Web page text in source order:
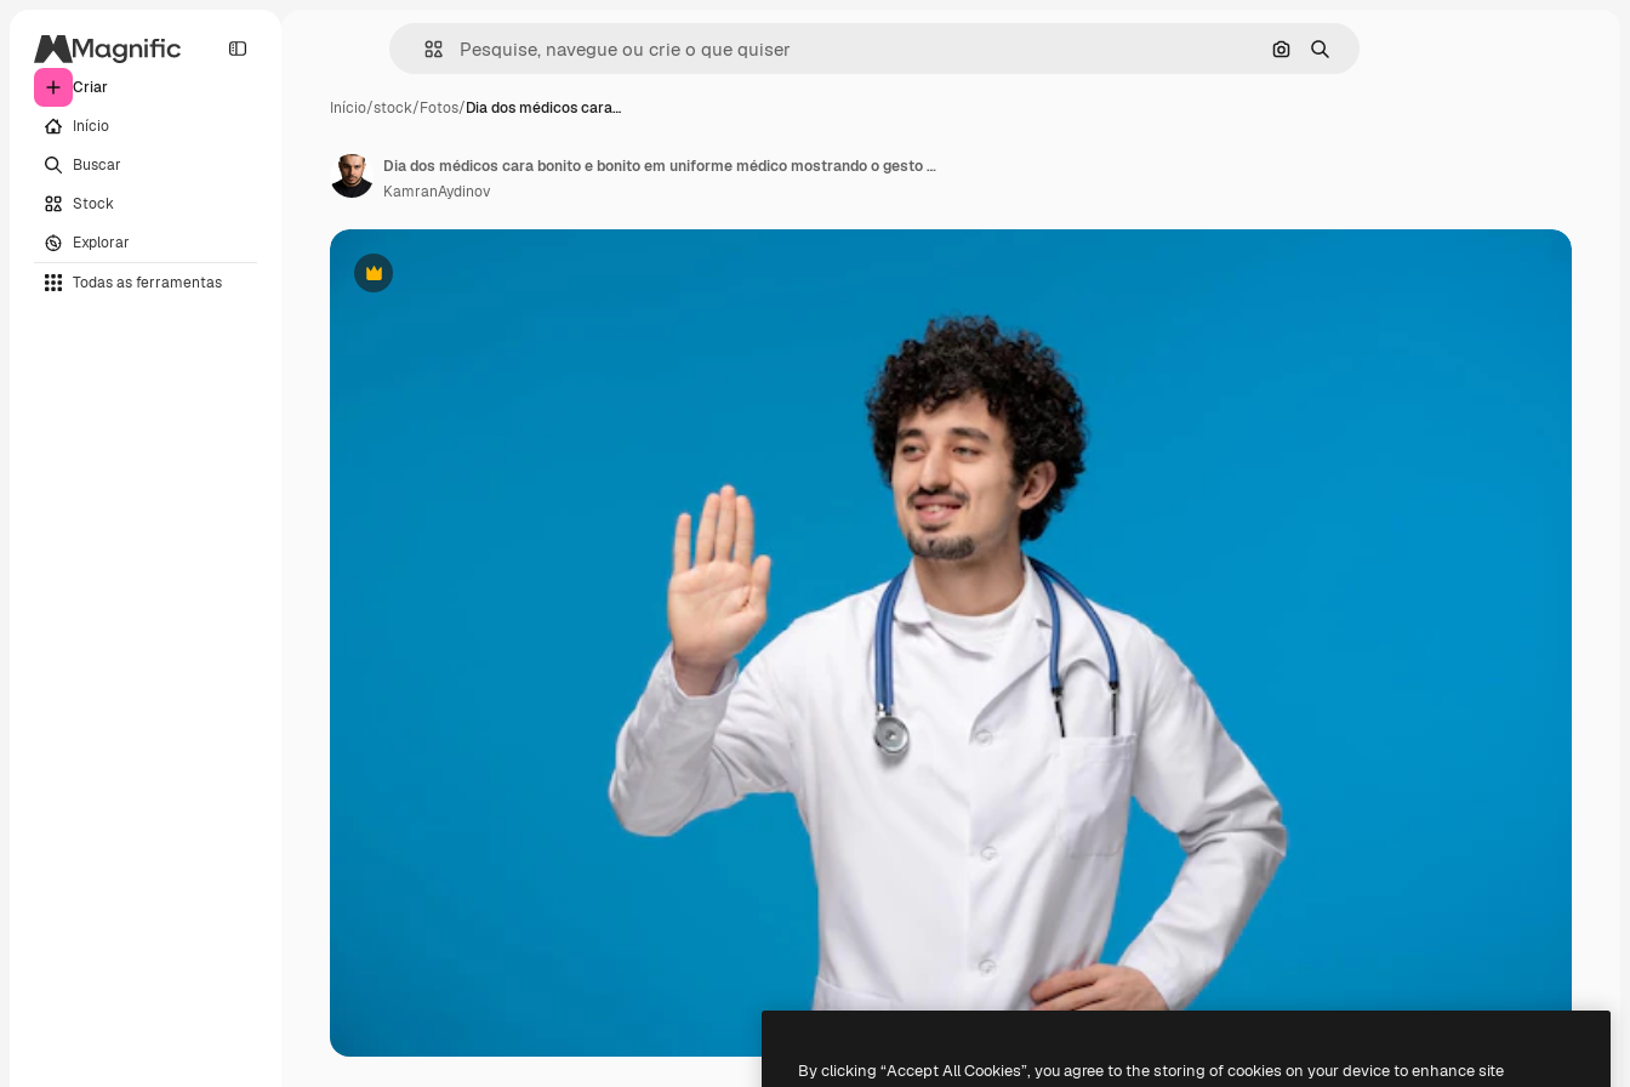
Criar
Início
Buscar
Stock
Explorar
Todas as ferramentas
Pesquisar por imagem
Buscar
Início/stock/Fotos/Dia dos médicos cara…
Premium
Dia dos médicos cara bonito e bonito em uniforme médico mostrando o gesto de parar
KamranAydinov
By clicking “Accept All Cookies”, you agree to the storing of cookies on your device to enhance site